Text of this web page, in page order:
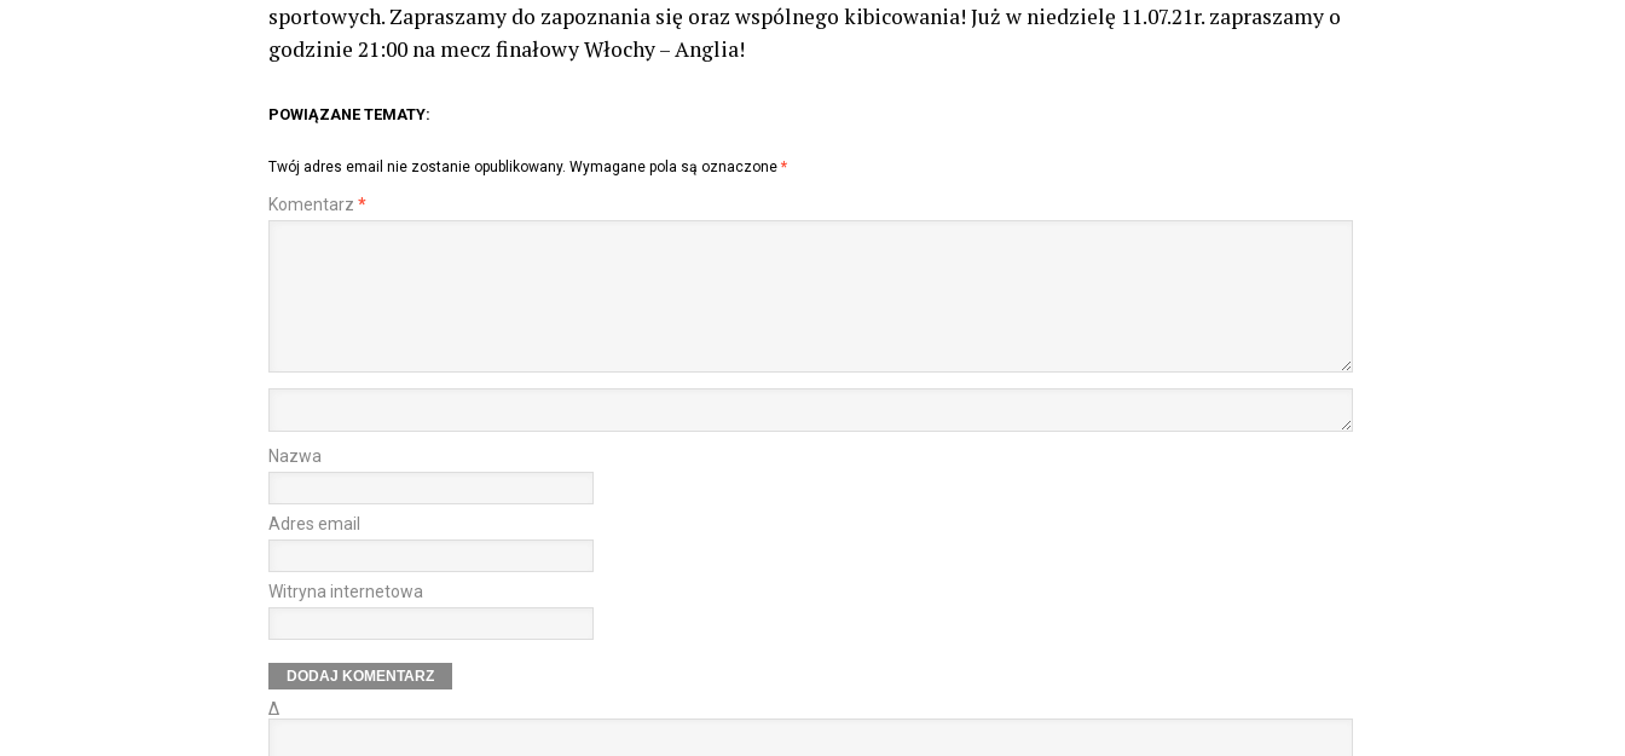
sportowych. Zapraszamy do zapoznania się oraz wspólnego kibicowania! Już w niedzielę 11.07.21r. zapraszamy o
godzinie 21:00 na mecz finałowy Włochy – Anglia!
POWIĄZANE TEMATY:
Twój adres email nie zostanie opublikowany. Wymagane pola są oznaczone *
Komentarz *
Nazwa
Adres email
Witryna internetowa
Δ